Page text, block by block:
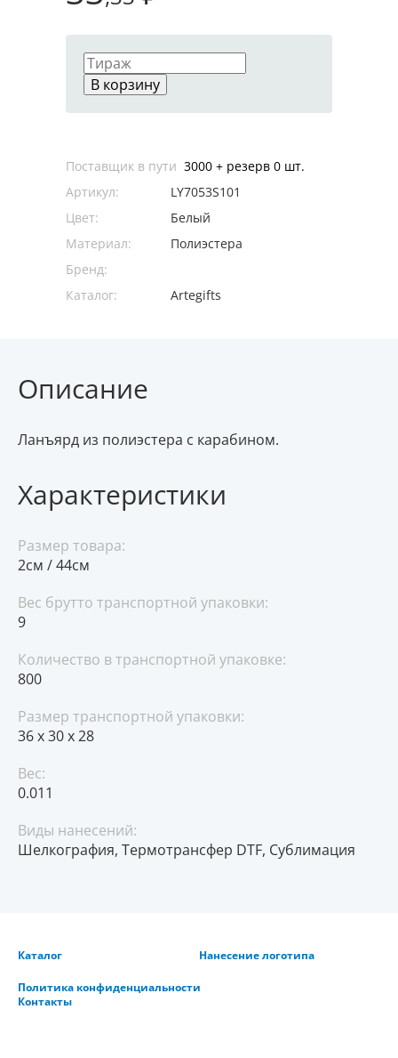
В корзину
Поставщик в пути 3000 + резерв 0 шт.
Артикул:
LY7053S101
Цвет:
Белый
Материал:
Полиэстера
Бренд:
Каталог:
Artegifts
Описание
Ланъярд из полиэстера с карабином.
Характеристики
Размер товара:
2см / 44см
Вес брутто транспортной упаковки:
9
Количество в транспортной упаковке:
800
Размер транспортной упаковки:
36 x 30 x 28
Вес:
0.011
Виды нанесений:
Шелкография, Термотрансфер DTF, Сублимация
Каталог Нанесение логотипа
Политика конфиденциальности
Контакты